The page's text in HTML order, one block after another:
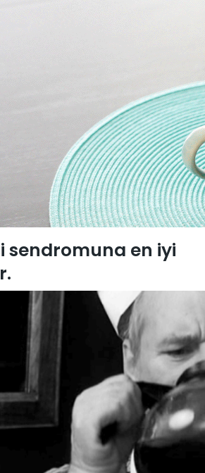
sendromuna en iyi